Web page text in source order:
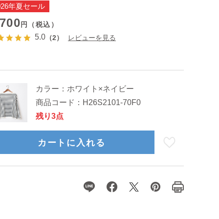
年夏セール
円（税込）
5.0 （2） レビューを見る
カラー： ホワイト×ネイビー
商品コード： H26S2101-70F0
残り3点
カートに入れる